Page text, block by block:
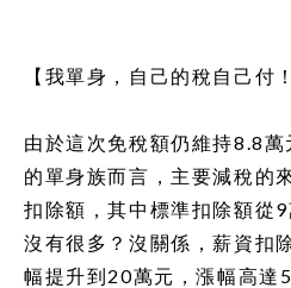
【我單身，自己的稅自己付
由於這次免稅額仍維持8.8
的單身族而言，主要減稅的
扣除額，其中標準扣除額從
沒有很多？沒關係，薪資扣
幅提升到20萬元，漲幅高達